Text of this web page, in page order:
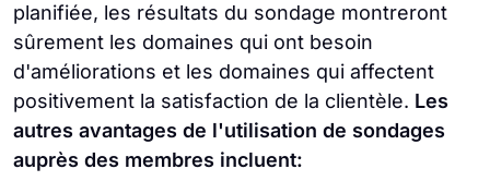
planifiée, les résultats du sondage montreront
sûrement les domaines qui ont besoin
d'améliorations et les domaines qui affectent
positivement la satisfaction de la clientèle. Les
autres avantages de l'utilisation de sondages
auprès des membres incluent: